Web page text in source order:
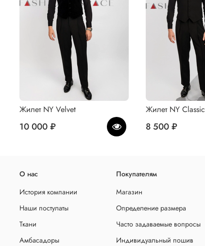
Жилет NY Velvet
10 000 ₽
Жилет NY Classic
8 500 ₽
О нас
История компании
Наши постулаты
Ткани
Амбасадоры
Покупателям
Магазин
Определение размера
Часто задаваемые вопросы
Индивидуальный пошив